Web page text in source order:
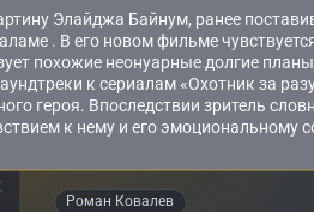
Элайджа Байнум, ранее
. В его новом фильме
похожие неонуарные долгие
к сериалам «Охотник за
героя. Впоследствии зритель
к нему и его эмоциональному
Роман Ковалев